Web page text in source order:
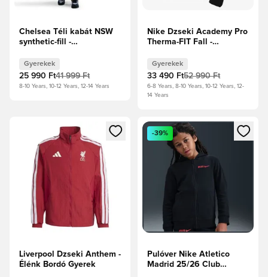
Chelsea Téli kabát NSW
synthetic-fill -
Gyerek
Gyerekek
25 990 Ft41 999 Ft
8-10 Years, 10-12 Years, 12-14 Years
Nike Dzseki Academy Pro
Therma-FIT Fall -
Gyerekek
33 490 Ft52 990 Ft
6-8 Years, 8-10 Years, 10-12 Years, 12-
14 Years
Megnyit egy modált a bejelentkezéshez vagy a tagként
Liverpool Dzseki Anthem -
Élénk Bordó Gyerek
Megnyit egy modált a
-39%
Pulóver Nike Atletico
Madrid 25/26 Club